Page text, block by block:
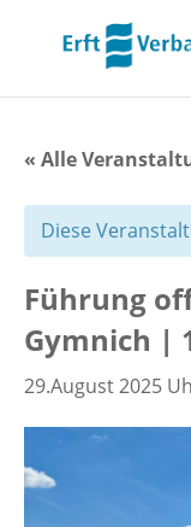
« Alle
Diese
Führung
Gymnich |
29.August 2025